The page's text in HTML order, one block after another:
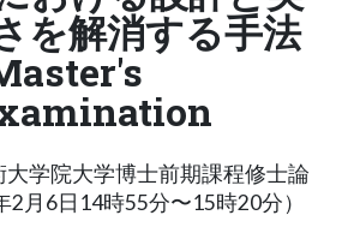
を解消する手法
学院大学博士前期課程修士論
月6日14時55分〜15時20分）